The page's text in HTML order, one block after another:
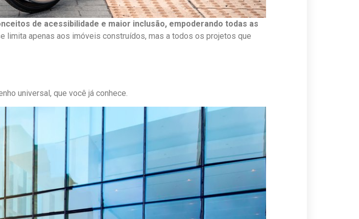
de acessibilidade e maior inclusão, empoderando todas as
limita apenas aos imóveis construídos, mas a todos os projetos que
universal, que você já conhece.